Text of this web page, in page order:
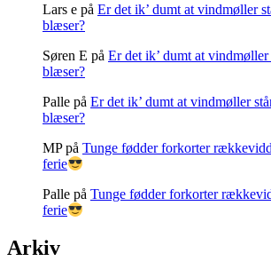
Lars e på Er det ik’ dumt at vindmøller
blæser?
Søren E på Er det ik’ dumt at
blæser?
Palle på Er det ik’ dumt at vindmøller
blæser?
MPpå Tunge fødder forkorter
ferie
Palle på Tunge fødder forkorter
ferie
Arkiv